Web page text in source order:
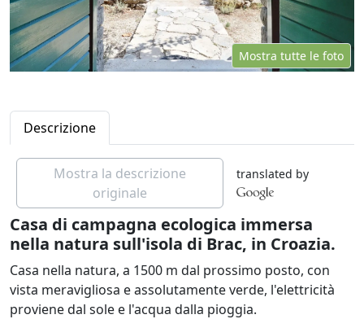
Mostra tutte le foto
Descrizione
Mostra la descrizione
originale
translated by
Casa di campagna ecologica immersa
nella natura sull'isola di Brac, in Croazia.
Casa nella natura, a 1500 m dal prossimo posto, con
vista meravigliosa e assolutamente verde, l'elettricità
proviene dal sole e l'acqua dalla pioggia.